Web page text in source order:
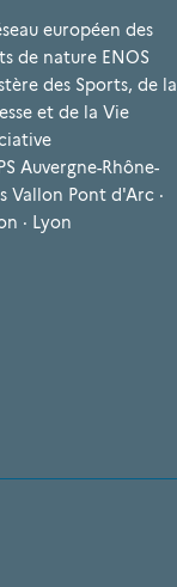
européen des
de nature ENOS
des Sports, de la
et de la Vie
Auvergne-Rhône-
Vallon Pont d'Arc ·
· Lyon